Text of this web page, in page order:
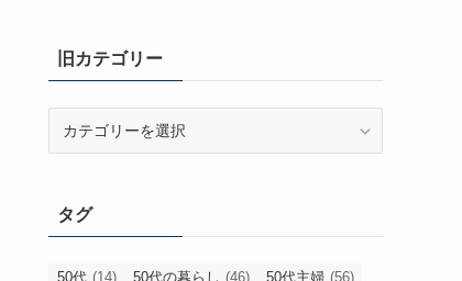
旧カテゴリー
リ
ー
タグ
50代 (14) 50代の暮らし (46) 50代主婦 (56)